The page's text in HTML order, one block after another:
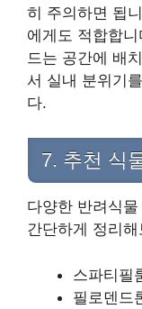
히 주의하면 됩
에게도 적합합
드는 공간에 배
서 실내 분위기
다.
7. 추천 식
다양한 반려식
간단하게 정리
스파티필
필로덴드